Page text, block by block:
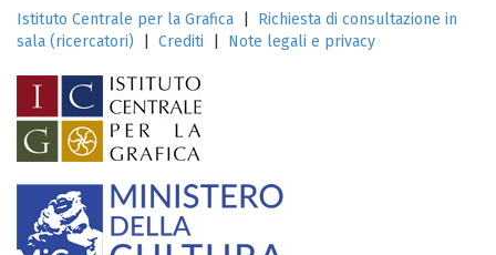
Istituto Centrale per la Grafica
Richiesta di consultazione in
sala (ricercatori)
Crediti Note legali e privacy